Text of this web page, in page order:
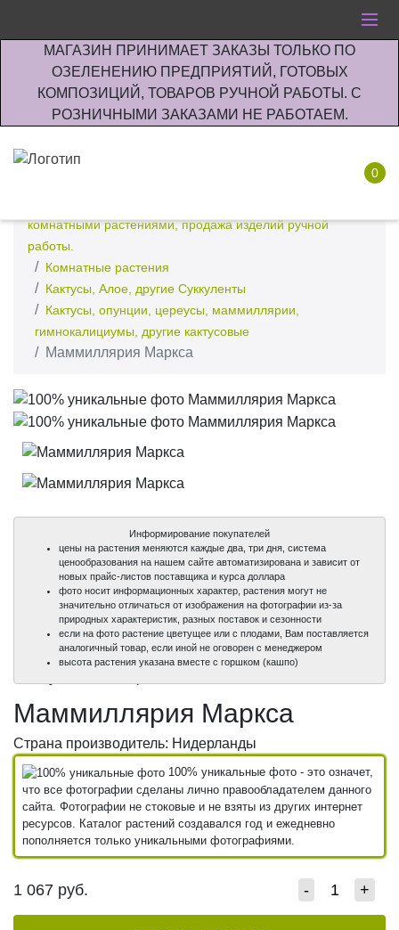
МАГАЗИН ПРИНИМАЕТ ЗАКАЗЫ ТОЛЬКО ПО
ОЗЕЛЕНЕНИЮ ПРЕДПРИЯТИЙ, ГОТОВЫХ
КОМПОЗИЦИЙ, ТОВАРОВ РУЧНОЙ РАБОТЫ. С
РОЗНИЧНЫМИ ЗАКАЗАМИ НЕ РАБОТАЕМ.
0
комнатными растениями, продажа изделий ручной
работы.
Комнатные растения
Кактусы, Алое, другие Суккуленты
Кактусы, опунции, цереусы, маммиллярии,
гимнокалициумы, другие кактусовые
Маммиллярия Маркса
100%
100%
Информирование покупателей
цены на растения меняются каждые два, три дня, система
ценообразования на нашем сайте автоматизирована и зависит от
новых прайс-листов поставщика и курса доллара
фото носит информационных характер, растения могут не
значительно отличаться от изображения на фотографии из-за
природных характеристик, разных поставок и сезонности
если на фото растение цветущее или с плодами, Вам поставляется
аналогичный товар, если иной не оговорен с менеджером
высота растения указана вместе с горшком (кашпо)
Маммиллярия Маркса
Страна производитель: Нидерланды
100% уникальные фото - это означет,
что все фотографии сделаны лично правообладателем данного
сайта. Фотографии не стоковые и не взяты из других интернет
ресурсов. Каталог растений создавался год и ежедневно
пополняется только уникальными фотографиями.
1 067 руб. - +